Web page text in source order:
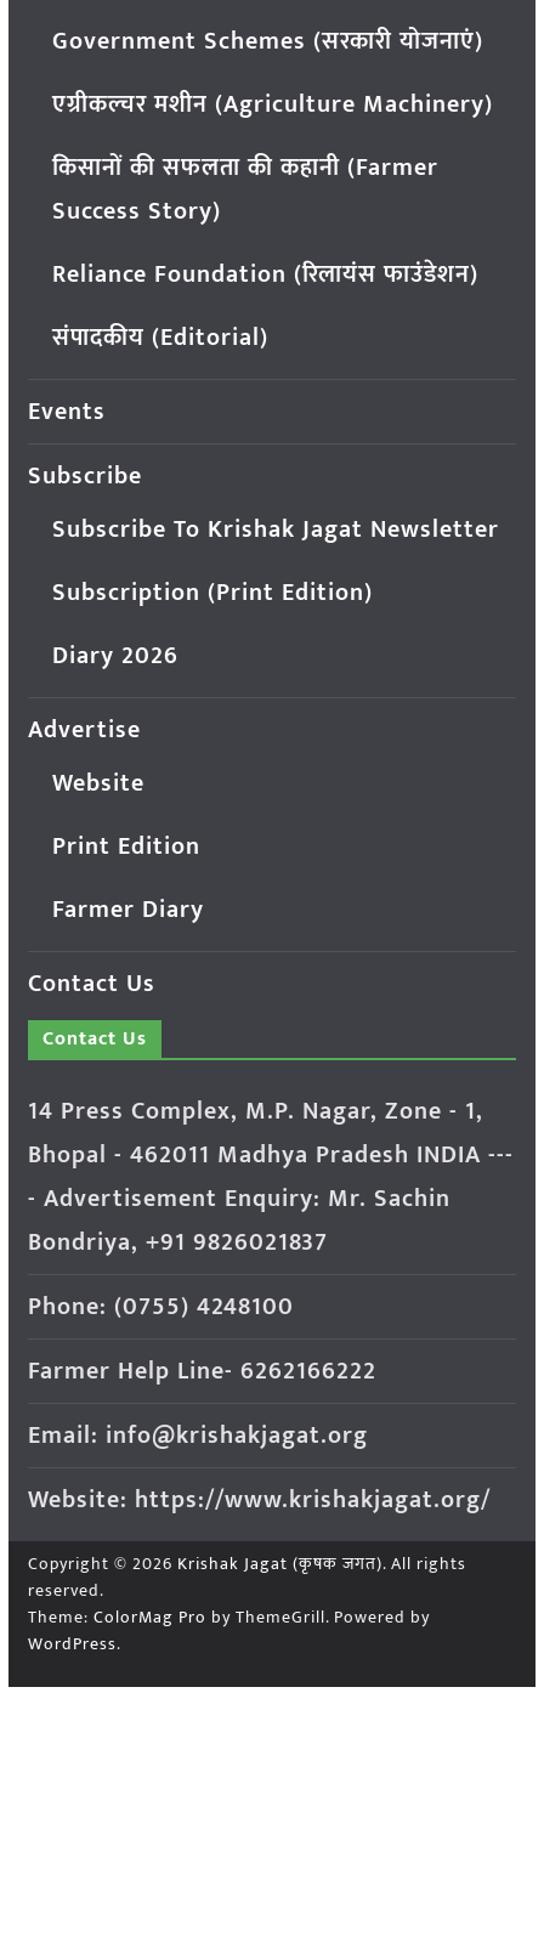
Government Schemes (सरकारी योजनाएं)
एग्रीकल्चर मशीन (Agriculture Machinery)
किसानों की सफलता की कहानी (Farmer
Success Story)
Reliance Foundation (रिलायंस फाउंडेशन)
संपादकीय (Editorial)
Events
Subscribe
Subscribe To Krishak Jagat Newsletter
Subscription (Print Edition)
Diary 2026
Advertise
Website
Print Edition
Farmer Diary
Contact Us
Contact Us
14 Press Complex, M.P. Nagar, Zone - 1,
Bhopal - 462011 Madhya Pradesh INDIA ---
- Advertisement Enquiry: Mr. Sachin
Bondriya, +91 9826021837
Phone: (0755) 4248100
Farmer Help Line- 6262166222
Email: info@krishakjagat.org
Website: https://www.krishakjagat.org/
Copyright © 2026 Krishak Jagat (कृषक जगत). All rights
reserved.
Theme: ColorMag Pro by ThemeGrill. Powered by
WordPress.